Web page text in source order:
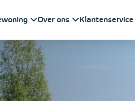
Over ons Klantenservice